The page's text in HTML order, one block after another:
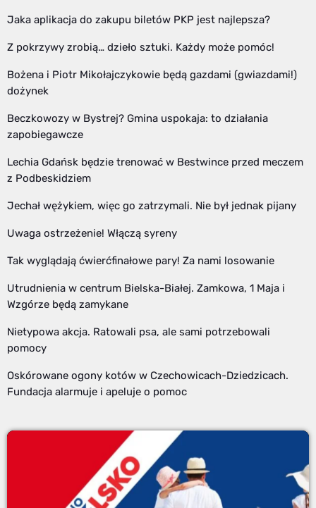
Jaka aplikacja do zakupu biletów PKP jest najlepsza?
Z pokrzywy zrobią… dzieło sztuki. Każdy może pomóc!
Bożena i Piotr Mikołajczykowie będą gazdami (gwiazdami!)
dożynek
Beczkowozy w Bystrej? Gmina uspokaja: to działania
zapobiegawcze
Lechia Gdańsk będzie trenować w Bestwince przed meczem
z Podbeskidziem
Jechał wężykiem, więc go zatrzymali. Nie był jednak pijany
Uwaga ostrzeżenie! Włączą syreny
Tak wyglądają ćwierćfinałowe pary! Za nami losowanie
Utrudnienia w centrum Bielska-Białej. Zamkowa, 1 Maja i
Wzgórze będą zamykane
Nietypowa akcja. Ratowali psa, ale sami potrzebowali
pomocy
Oskórowane ogony kotów w Czechowicach-Dziedzicach.
Fundacja alarmuje i apeluje o pomoc